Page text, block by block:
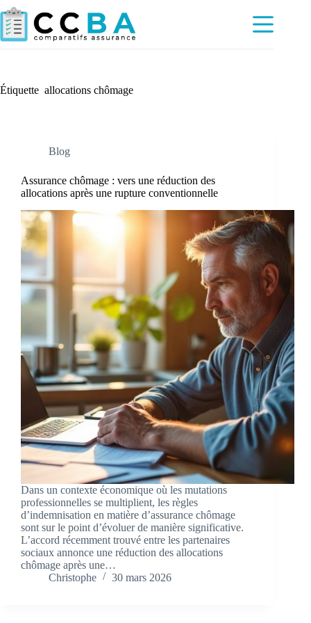
Passer
au
contenu
Étiquette allocations chômage
Blog
Assurance chômage : vers une réduction des
allocations après une rupture conventionnelle
Dans un contexte économique où les mutations
professionnelles se multiplient, les règles
d’indemnisation en matière d’assurance chômage
sont sur le point d’évoluer de manière significative.
L’accord récemment trouvé entre les partenaires
sociaux annonce une réduction des allocations
chômage après une…
Christophe
30 mars 2026